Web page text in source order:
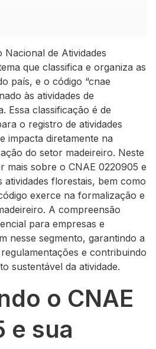
Nacional de Atividades
que classifica e organiza as
país, e o código “cnae
às atividades de
Essa classificação é de
o registro de atividades
impacta diretamente na
do setor madeireiro. Neste
mais sobre o CNAE 0220905 e
atividades florestais, bem como
exerce na formalização e
A compreensão
para empresas e
nesse segmento, garantindo a
e contribuindo
sustentável da atividade.
o CNAE
e sua